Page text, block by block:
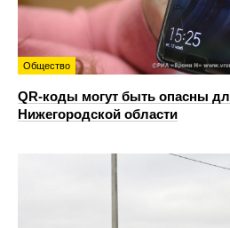
Общество
QR-коды могут быть опасны
Нижегородской области